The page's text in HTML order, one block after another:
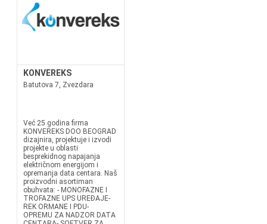
KONVEREKS
Batutova 7, Zvezdara
Već 25 godina firma
KONVEREKS DOO BEOGRAD
dizajnira, projektuje i izvodi
projekte u oblasti
besprekidnog napajanja
električnom energijom i
opremanja data centara. Naš
proizvodni asortiman
obuhvata: - MONOFAZNE I
TROFAZNE UPS UREĐAJE-
REK ORMANE I PDU-
OPREMU ZA NADZOR DATA